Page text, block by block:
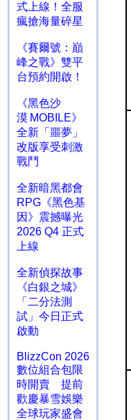
式上線！全服
瘋搶海量碎星
《賽爾號：巔
峰之戰》雙平
台預約開啟！
《黑色沙
漠 MOBILE》
全新「噩夢」
改版享受刺激
戰鬥
全新暗黑都會
RPG《黑色基
因》震撼曝光
2026 Q4 正式
上線
全新偵探故事
《白銀之城》
「二分法測
試」今日正式
啟動
BlizzCon 2026
數位組合包限
時開賣 提前
歡慶暴雪娛樂
全球玩家盛會